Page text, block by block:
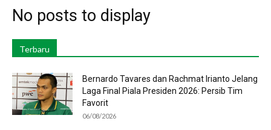
No posts to display
Terbaru
Bernardo Tavares dan Rachmat Irianto Jelang
Laga Final Piala Presiden 2026: Persib Tim
Favorit
06/08/2026